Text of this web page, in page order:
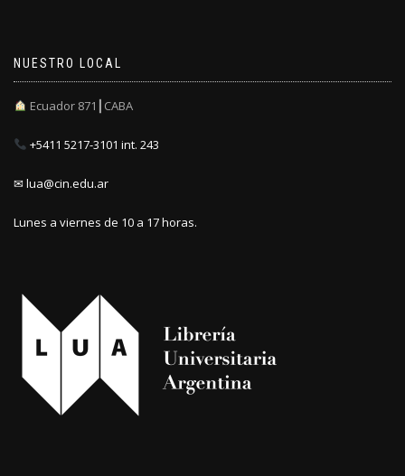
NUESTRO LOCAL
Ecuador 871┃CABA
+5411 5217-3101 int. 243
✉ lua@cin.edu.ar
Lunes a viernes de 10 a 17 horas.